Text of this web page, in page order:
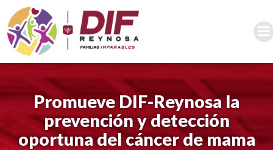
al
contenido
Promueve DIF-Reynosa la
prevención y detección
oportuna del cáncer de mama